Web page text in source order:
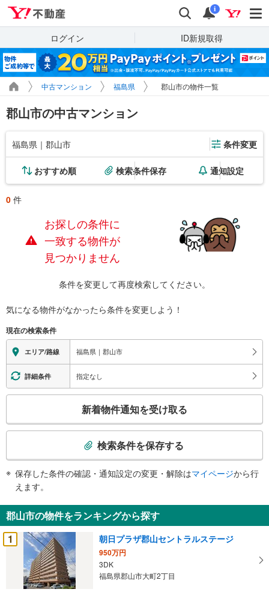
検索 通知
i
ログイン ID新規取得
中古マンション 福島県 郡山市の物件一覧
郡山市の中古マンション
福島県｜郡山市 条件変更
おすすめ順 検索条件保存 通知設定
0 件
お探しの条件に
一致する物件が
見つかりません
条件を変更して再度検索してください。
気になる物件がなかったら条件を変更しよう！
現在の検索条件
エリア/路線 福島県｜郡山市
詳細条件 指定なし
検
知
を
受
け
新着物件通知を受け取る
検索条件を保存する
保存した条件の確認・通知設定の変更・解除はマイページから行
えます。
郡山市の物件をランキングから探す
1
朝日プラザ郡山セントラルステージ
950万円
3DK
福島県郡山市大町2丁目